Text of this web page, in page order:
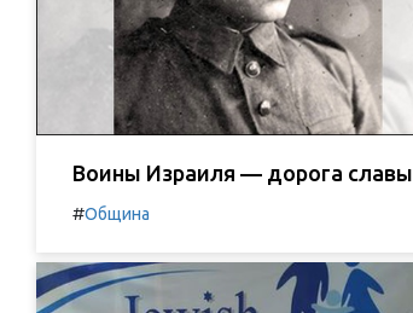
Воины Израиля — дорога славы
#Община